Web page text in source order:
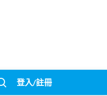
登入/註冊